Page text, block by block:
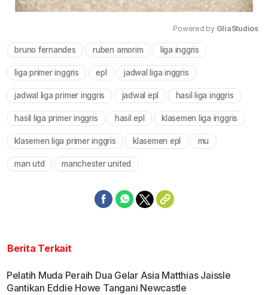
Powered by GliaStudios
bruno fernandes ruben amorim liga inggris
liga primer inggris epl jadwal liga inggris
jadwal liga primer inggris jadwal epl hasil liga inggris
hasil liga primer inggris hasil epl klasemen liga inggris
klasemen liga primer inggris klasemen epl mu
man utd manchester united
Berita Terkait
Pelatih Muda Peraih Dua Gelar Asia Matthias Jaissle
Gantikan Eddie Howe Tangani Newcastle